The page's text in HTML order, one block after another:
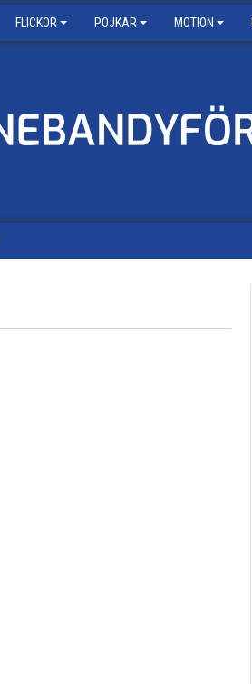
FLICKOR POJKAR MOTION